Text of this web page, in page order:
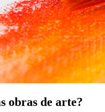
obras de arte?